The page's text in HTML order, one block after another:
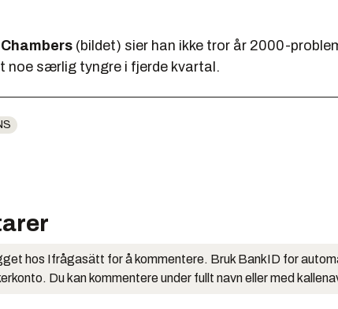
(bildet) sier han ikke tror år 2000-
noe særlig tyngre i fjerde kvartal.
hos Ifrågasätt for å kommentere. Bruk BankID for
Du kan kommentere under fullt navn eller med